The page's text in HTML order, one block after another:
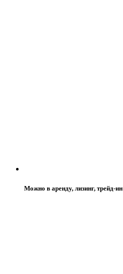
Можно в аренду, лизинг, трейд-ин